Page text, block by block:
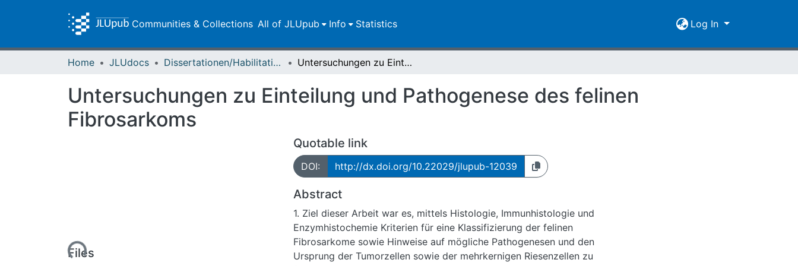
Communities & Collections All of JLUpub Info Statistics Log In
Home JLUdocs Dissertationen/Habilitationen Untersuchungen zu Einteilung und Pathogenese des felinen Fibrosarkoms
Untersuchungen zu Einteilung und Pathogenese des felinen
Fibrosarkoms
Loading...
Files
Quotable link
DOI: http://dx.doi.org/10.22029/jlupub-12039
Abstract
1. Ziel dieser Arbeit war es, mittels Histologie, Immunhistologie und
Enzymhistochemie Kriterien für eine Klassifizierung der felinen
Fibrosarkome sowie Hinweise auf mögliche Pathogenesen und den
Ursprung der Tumorzellen sowie der mehrkernigen Riesenzellen zu